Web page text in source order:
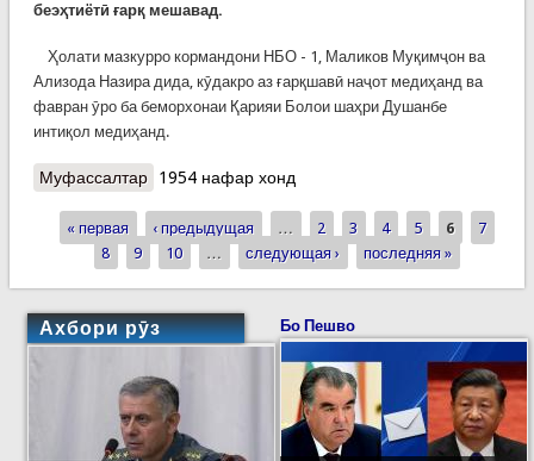
беэҳтиётӣ ғарқ мешавад.
Ҳолати мазкурро кормандони НБО - 1, Маликов Муқимҷон ва
Ализода Назира дида, кӯдакро аз ғарқшавӣ наҷот медиҳанд ва
фавран ӯро ба беморхонаи Қарияи Болои шаҳри Душанбе
интиқол медиҳанд.
Муфассалтаро КҲФ: КУДАКИ 5 СОЛАРО АЗ ҒАРҚШАВӢ
1954 нафар хонд
Страницы
« первая ‹ предыдущая … 2 3 4 5 6
7
8
9 10 … следующая › последняя »
Ахбори рӯз Бо Пешво